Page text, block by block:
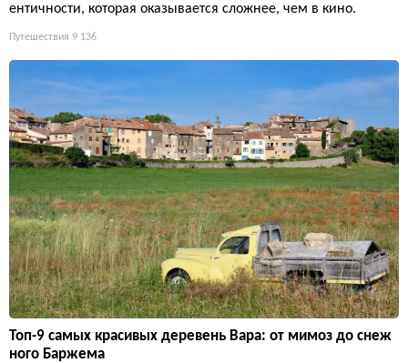
ентичности, которая оказывается сложнее, чем в кино.
Путешествия 9 136
Топ-9 самых красивых деревень Вара: от мимоз до снеж
ного Баржема